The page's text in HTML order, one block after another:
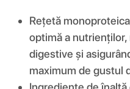
Rețetă
optimă a
digestive și
maximum de gustul